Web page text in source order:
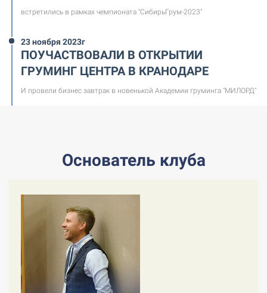
встретились в рамках чемпионата "СибирьГрум-2023"
23 ноября 2023г
ПОУЧАСТВОВАЛИ В ОТКРЫТИИ
ГРУМИНГ ЦЕНТРА В КРАНОДАРЕ
И провели бизнес завтрак в новенькой Академии груминга "МИЛОРД"
Основатель клуба